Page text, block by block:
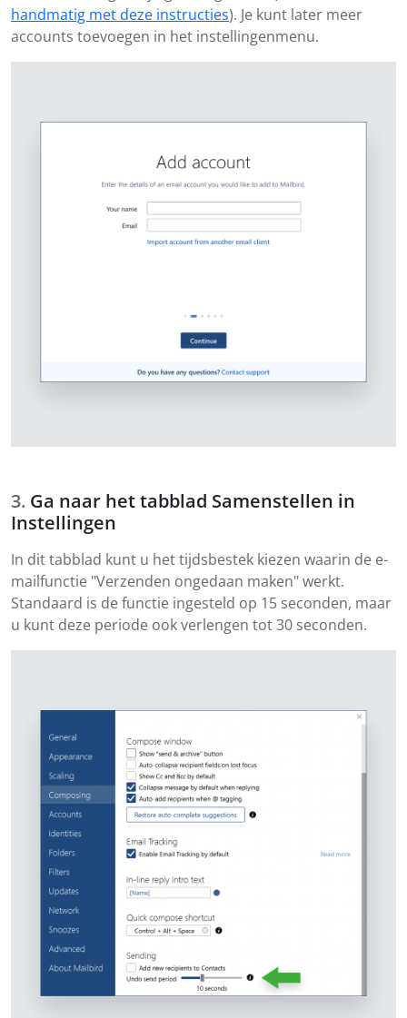
handmatig met deze instructies). Je kunt later meer
accounts toevoegen in het instellingenmenu.
Ga naar het tabblad Samenstellen in
Instellingen
In dit tabblad kunt u het tijdsbestek kiezen waarin de e-
mailfunctie "Verzenden ongedaan maken" werkt.
Standaard is de functie ingesteld op 15 seconden, maar
u kunt deze periode ook verlengen tot 30 seconden.